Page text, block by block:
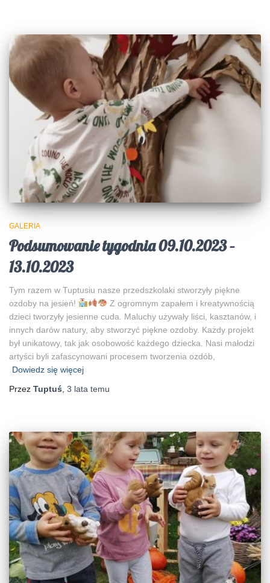
GALERIA
Podsumowanie tygodnia 09.10.2023 –
13.10.2023
Tym razem w Tuptusiu nasze przedszkolaki stworzyły piękne
ozdoby na jesień!
Z ogromnym zapałem i kreatywnością
dzieci tworzyły jesienne cuda. Maluchy używały liści, kasztanów, i
innych darów natury, aby stworzyć piękne ozdoby. Każdy projekt
był unikatowy, tak jak osobowość każdego dziecka. Nasi małodzi
artyści byli zafascynowani procesem tworzenia ozdób,
Dowiedz się więcej
Przez Tuptuś 3 lata temu